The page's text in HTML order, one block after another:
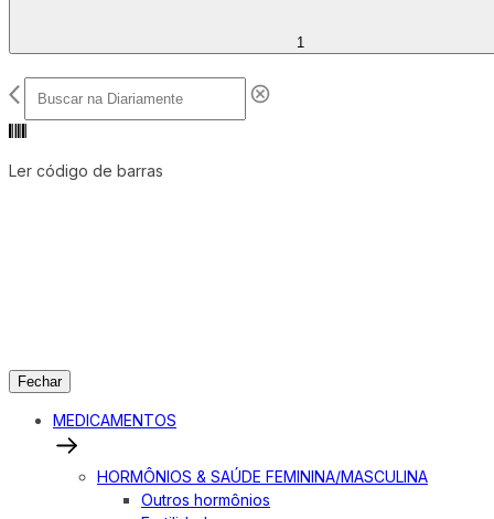
1
Ler código de barras
Fechar
MEDICAMENTOS
HORMÔNIOS & SAÚDE FEMININA/MASCULINA
Outros hormônios